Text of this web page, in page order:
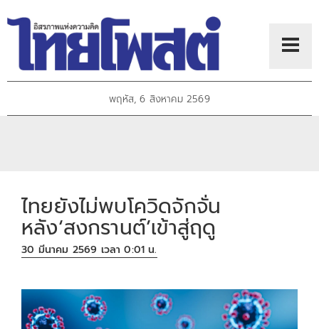
พฤหัส, 6 สิงหาคม 2569
ไทยยังไม่พบโควิดจักจั่น
หลัง‘สงกรานต์’เข้าสู่ฤดู
30 มีนาคม 2569 เวลา 0:01 น.